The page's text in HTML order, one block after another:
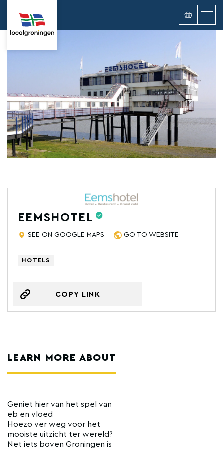
EEMSHOTEL
SEE ON GOOGLE MAPS GO TO WEBSITE
HOTELS
COPY LINK
LEARN MORE ABOUT
Geniet hier van het spel van
eb en vloed
Hoezo ver weg voor het
mooiste uitzicht ter wereld?
Net iets boven Groningen is